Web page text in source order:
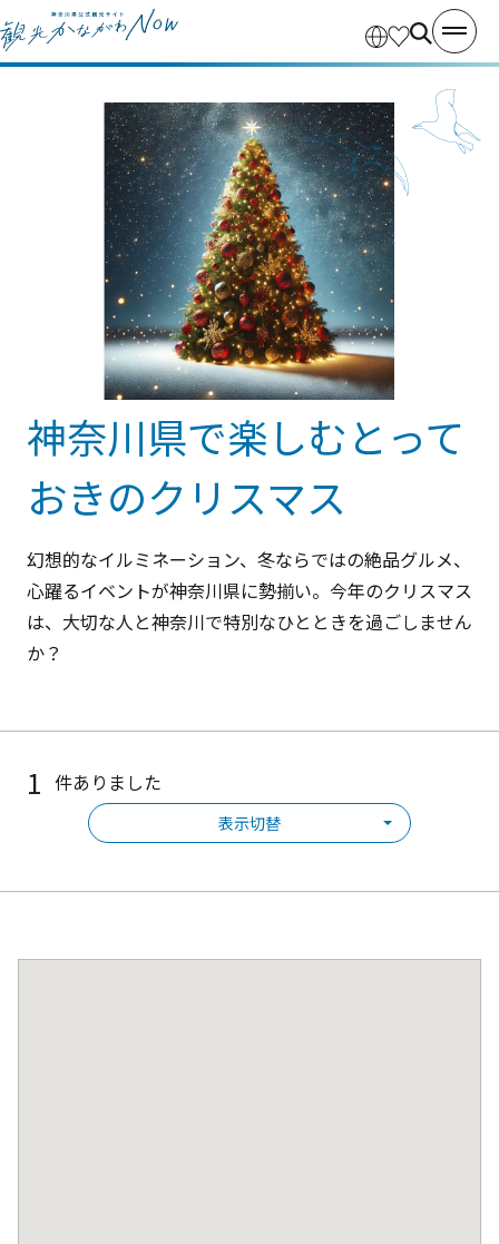
神奈川県で楽しむとって
おきのクリスマス
幻想的なイルミネーション、冬ならではの絶品グルメ、
心躍るイベントが神奈川県に勢揃い。今年のクリスマス
は、大切な人と神奈川で特別なひとときを過ごしません
か？
1 件ありました
表示切替